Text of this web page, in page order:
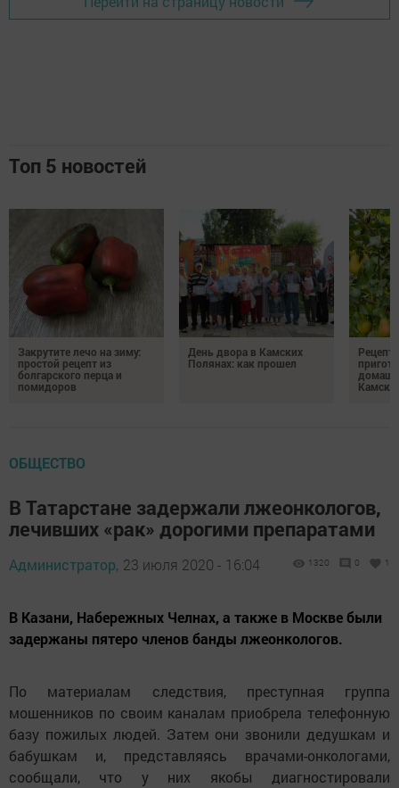
Топ 5 новостей
Закрутите лечо на зиму:
простой рецепт из
болгарского перца и
помидоров
День двора в Камских
Полянах: как прошел
ОБЩЕСТВО
В Татарстане задержали лжеонкологов,
лечивших «рак» дорогими препаратами
Администратор, 23 июля 2020 - 16:04 1320 0 1
В Казани, Набережных Челнах, а также в Москве были
задержаны пятеро членов банды лжеонкологов.
По материалам следствия, преступная группа
мошенников по своим каналам приобрела телефонную
базу пожилых людей. Затем они звонили дедушкам и
бабушкам и, представляясь врачами-онкологами,
сообщали, что у них якобы диагностировали